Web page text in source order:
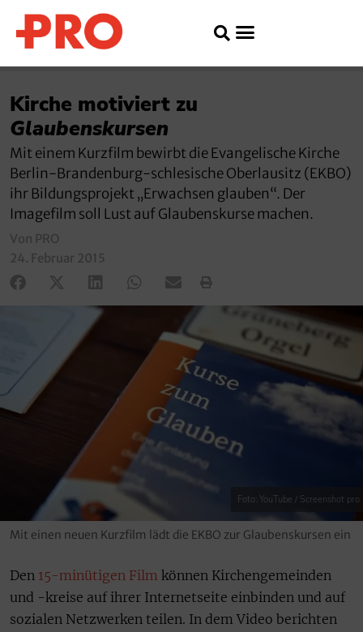
Kirche motiviert zu
Glaubenskursen
Mit einem Kurzfilm bewirbt die Evangelische Kirche
Berlin-Brandenburg-schlesische Oberlausitz (EKBO)
ihr Bildungsprojekt „Erwachsen glauben“. Der
Imagefilm soll Lust auf Glaubenskurse machen.
Von PRO
24. Februar 2015
Foto: YouTube / Screenshot pro
Mit einen neuen Kurzfilm lädt die EKBO zur Glaubenskursen ein
Den 15-minütigen Film können Kirchengemeinden
und -kreise auf ihrer Internetseite einbinden und auf
sozialen Netzwerken teilen. In dem Video berichten